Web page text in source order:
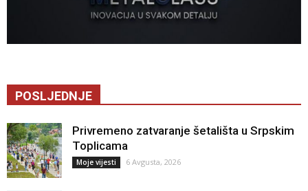
POSLJEDNJE
Privremeno zatvaranje šetališta u Srpskim
Toplicama
Moje vijesti 6 Avgusta, 2026